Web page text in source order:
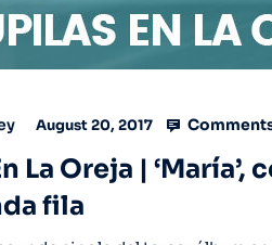
August 20, 2017
La Oreja |
fila